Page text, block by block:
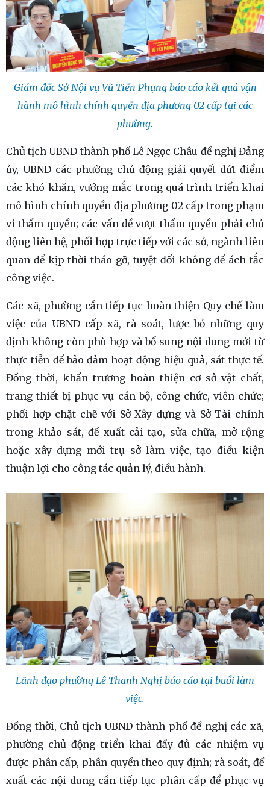
Giám đốc Sở Nội vụ Vũ Tiến Phụng báo cáo kết quả vận
hành mô hình chính quyền địa phương 02 cấp tại các
phường.
Chủ tịch UBND thành phố Lê Ngọc Châu đề nghị Đảng
ủy, UBND các phường chủ động giải quyết dứt điểm
các khó khăn, vướng mắc trong quá trình triển khai
mô hình chính quyền địa phương 02 cấp trong phạm
vi thẩm quyền; các vấn đề vượt thẩm quyền phải chủ
động liên hệ, phối hợp trực tiếp với các sở, ngành liên
quan để kịp thời tháo gỡ, tuyệt đối không để ách tắc
công việc.
Các xã, phường cần tiếp tục hoàn thiện Quy chế làm
việc của UBND cấp xã, rà soát, lược bỏ những quy
định không còn phù hợp và bổ sung nội dung mới từ
thực tiễn để bảo đảm hoạt động hiệu quả, sát thực tế.
Đồng thời, khẩn trương hoàn thiện cơ sở vật chất,
trang thiết bị phục vụ cán bộ, công chức, viên chức;
phối hợp chặt chẽ với Sở Xây dựng và Sở Tài chính
trong khảo sát, đề xuất cải tạo, sửa chữa, mở rộng
hoặc xây dựng mới trụ sở làm việc, tạo điều kiện
thuận lợi cho công tác quản lý, điều hành.
Lãnh đạo phường Lê Thanh Nghị báo cáo tại buổi làm
việc.
Đồng thời, Chủ tịch UBND thành phố đề nghị các xã,
phường chủ động triển khai đầy đủ các nhiệm vụ
được phân cấp, phân quyền theo quy định; rà soát, đề
xuất các nội dung cần tiếp tục phân cấp để phục vụ